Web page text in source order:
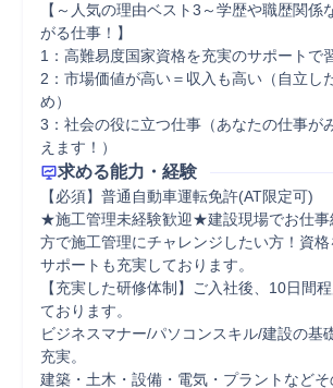
【～人気の理由ベスト3～学歴や職歴関係
がる仕事！】
1：高難易度国家資格を充実のサポートで
2：市場価値が高い＝収入も高い（自立し
め）
3：社会の役に立つ仕事（あなたの仕事が
えます！）
求める能力・経験
【必須】普通自動車運転免許(AT限定可)
★施工管理未経験歓迎★建設現場でお仕事
方で施工管理にチャレンジしたい方！資
サポートも充実しております。
【充実した研修体制】ご入社後、10日間
ております。
ビジネスマナー/パソコンスキル/建設の基
充実。
建築・土木・設備・電気・プラントなど